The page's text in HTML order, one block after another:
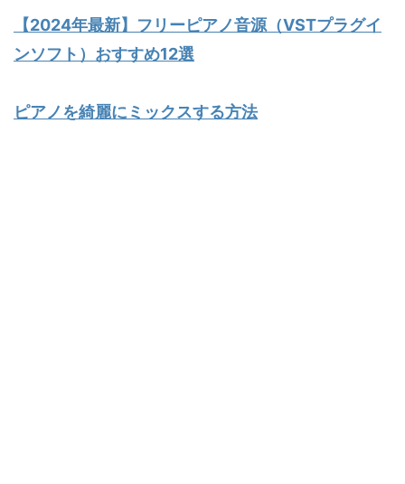
【2024年最新】フリーピアノ音源（VSTプラグイ
ンソフト）おすすめ12選
ピアノを綺麗にミックスする方法